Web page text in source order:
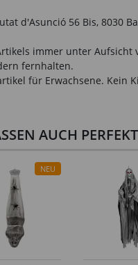
d'Asunció 56 Bis, 8030
immer unter
fernhalten.
für Erwachsene. Kein
AUCH
NEU